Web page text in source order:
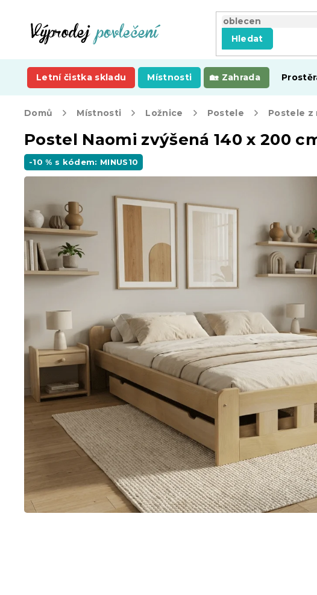
Hledat
Letní čistka skladu Místnosti Zahrada
Domů Místnosti Ložnice Postele Postele z
Postel Naomi zvýšená 140 x 200
-10 % s kódem: MINUS10